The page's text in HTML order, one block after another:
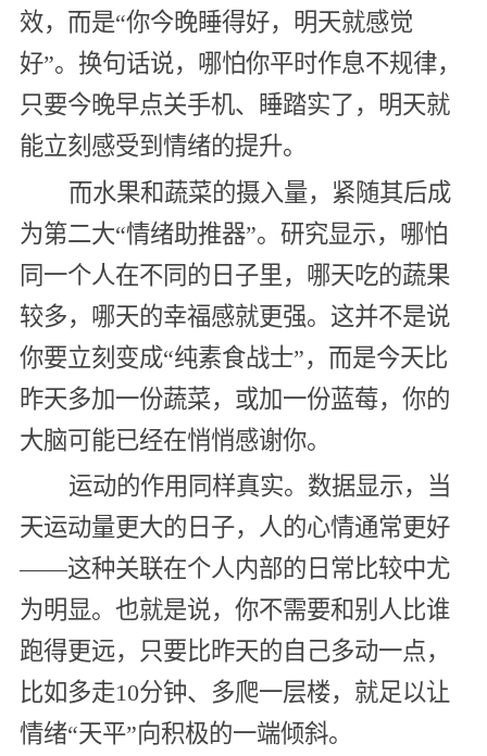
效，而是“你今晚睡得好，明天就感觉
好”。换句话说，哪怕你平时作息不规律，
只要今晚早点关手机、睡踏实了，明天就
能立刻感受到情绪的提升。
而水果和蔬菜的摄入量，紧随其后成
为第二大“情绪助推器”。研究显示，哪怕
同一个人在不同的日子里，哪天吃的蔬果
较多，哪天的幸福感就更强。这并不是说
你要立刻变成“纯素食战士”，而是今天比
昨天多加一份蔬菜，或加一份蓝莓，你的
大脑可能已经在悄悄感谢你。
运动的作用同样真实。数据显示，当
天运动量更大的日子，人的心情通常更好
——这种关联在个人内部的日常比较中尤
为明显。也就是说，你不需要和别人比谁
跑得更远，只要比昨天的自己多动一点，
比如多走10分钟、多爬一层楼，就足以让
情绪“天平”向积极的一端倾斜。